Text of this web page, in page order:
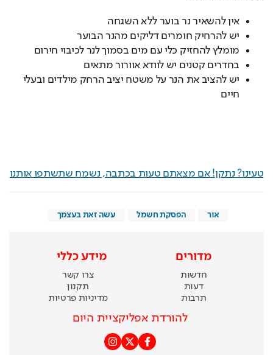
אין להשאיר נר בוער ללא השגחה
יש להרחיק חומרים דליקים מהנר הבוער
מומלץ להחזיק כלי עם מים בסמוך לנר לכיבוי חירום
בחדרים קטנים יש לוודא אוורור מתאים
יש להציב את הנר על משטח יציב הרחק מילדים ובעלי
חיים
טעינו? נתקן! אם מצאתם טעות בכתבה, נשמח שתשתפו אותנו
אור הפסקת חשמל עשה זאת בעצמך
מדורים
חדשות
דעות
תרבות
מידע כללי
צרו קשר
תקנון
מדיניות פרטיות
להורדת אפליקציית היום